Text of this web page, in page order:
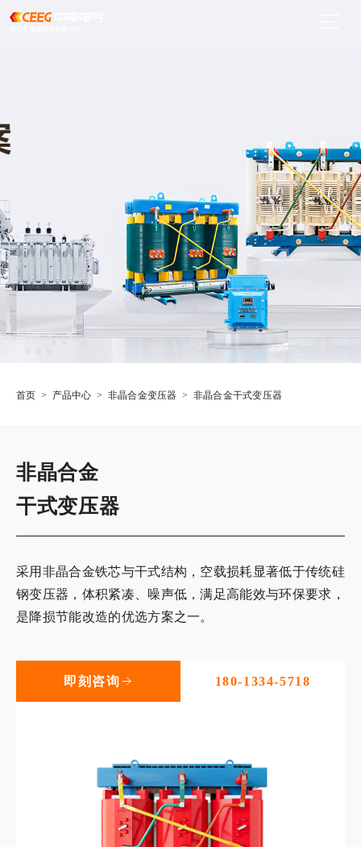
首页 > 产品中心 > 非晶合金变压器 > 非晶合金干式变压器
非晶合金
干式变压器
采用非晶合金铁芯与干式结构，空载损耗显著低于传统硅
钢变压器，体积紧凑、噪声低，满足高能效与环保要求，
是降损节能改造的优选方案之一。
即刻咨询 180-1334-5718